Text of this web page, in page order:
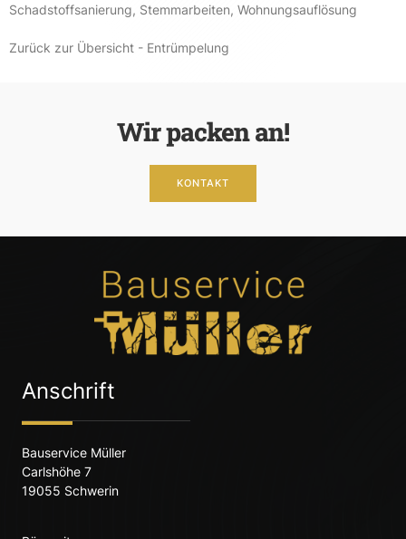
Schadstoffsanierung, Stemmarbeiten, Wohnungsauflösung
Zurück zur Übersicht - Entrümpelung
Wir packen an!
KONTAKT
Anschrift
Bauservice Müller
Carlshöhe 7
19055 Schwerin